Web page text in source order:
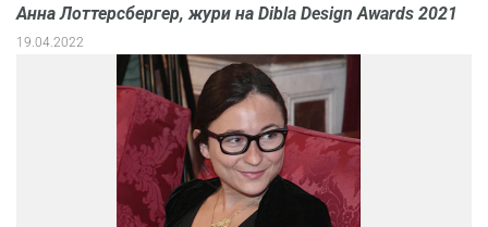
Анна Лоттерсбергер, жури на Dibla Design Awards 2021
19.04.2022